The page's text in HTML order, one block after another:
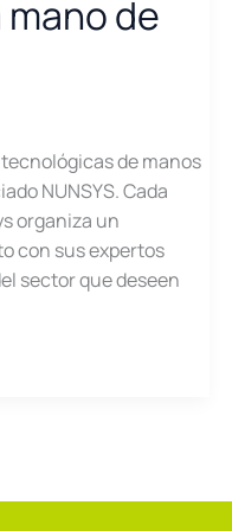
de
de manos
NUNSYS. Cada
organiza un
con sus expertos
sector que deseen